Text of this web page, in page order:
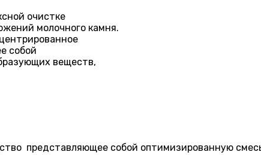
очистке
молочного камня.
собой
веществ,
представляющее собой оптимизированную